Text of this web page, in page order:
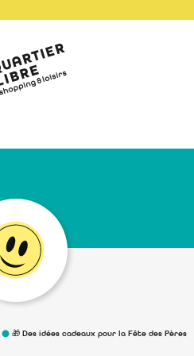
🎁 Des idées cadeaux pour la Fête des Pères